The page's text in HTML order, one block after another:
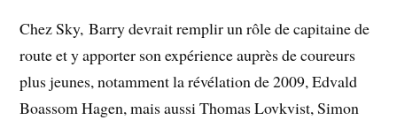
Chez Sky, Barry devrait remplir un rôle de capitaine de
route et y apporter son expérience auprès de coureurs
plus jeunes, notamment la révélation de 2009, Edvald
Boassom Hagen, mais aussi Thomas Lovkvist, Simon